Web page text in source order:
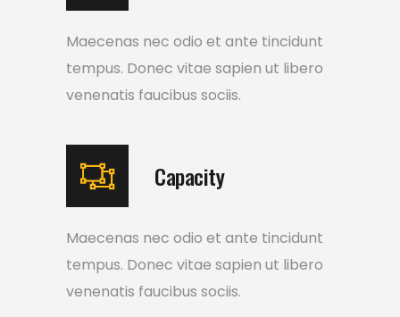
Maecenas nec odio et ante tincidunt
tempus. Donec vitae sapien ut libero
venenatis faucibus sociis.
Capacity
Maecenas nec odio et ante tincidunt
tempus. Donec vitae sapien ut libero
venenatis faucibus sociis.